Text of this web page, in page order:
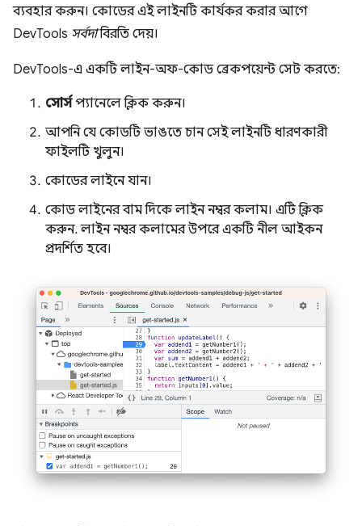
ব্যবহার করুন। কোডের এই লাইনটি কার্যকর করার আগে
DevTools সর্বদাবিরতি দেয়।
DevTools-এ একটি লাইন-অফ-কোড ব্রেকপয়েন্ট সেট করতে:
সোর্সপ্যানেলে ক্লিক করুন।
আপনি যে কোডটি ভাঙতে চান সেই লাইনটি ধারণকারী
ফাইলটি খুলুন।
কোডের লাইনে যান।
কোড লাইনের বাম দিকে লাইন নম্বর কলাম। এটি ক্লিক
করুন. লাইন নম্বর কলামের উপরে একটি নীল আইকন
প্রদর্শিত হবে।